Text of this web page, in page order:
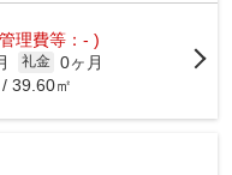
理費等：- )
礼金 0ヶ月
39.60㎡